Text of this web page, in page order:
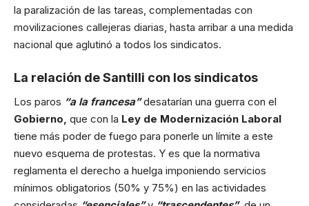
la paralización de las tareas, complementadas con
movilizaciones callejeras diarias, hasta arribar a una medida
nacional que aglutinó a todos los sindicatos.
La relación de Santilli con los sindicatos
Los paros “a la francesa”desatarían una guerra con el
Gobierno, que con la Ley de Modernización Laboral
tiene más poder de fuego para ponerle un límite a este
nuevo esquema de protestas. Y es que la normativa
reglamenta el derecho a huelga imponiendo servicios
mínimos obligatorios (50% y 75%) en las actividades